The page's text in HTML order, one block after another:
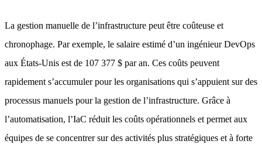
La gestion manuelle de l’infrastructure peut être coûteuse et
chronophage. Par exemple, le salaire estimé d’un ingénieur DevOps
aux États-Unis est de 107 377 $ par an. Ces coûts peuvent
rapidement s’accumuler pour les organisations qui s’appuient sur des
processus manuels pour la gestion de l’infrastructure. Grâce à
l’automatisation, l’IaC réduit les coûts opérationnels et permet aux
équipes de se concentrer sur des activités plus stratégiques et à forte